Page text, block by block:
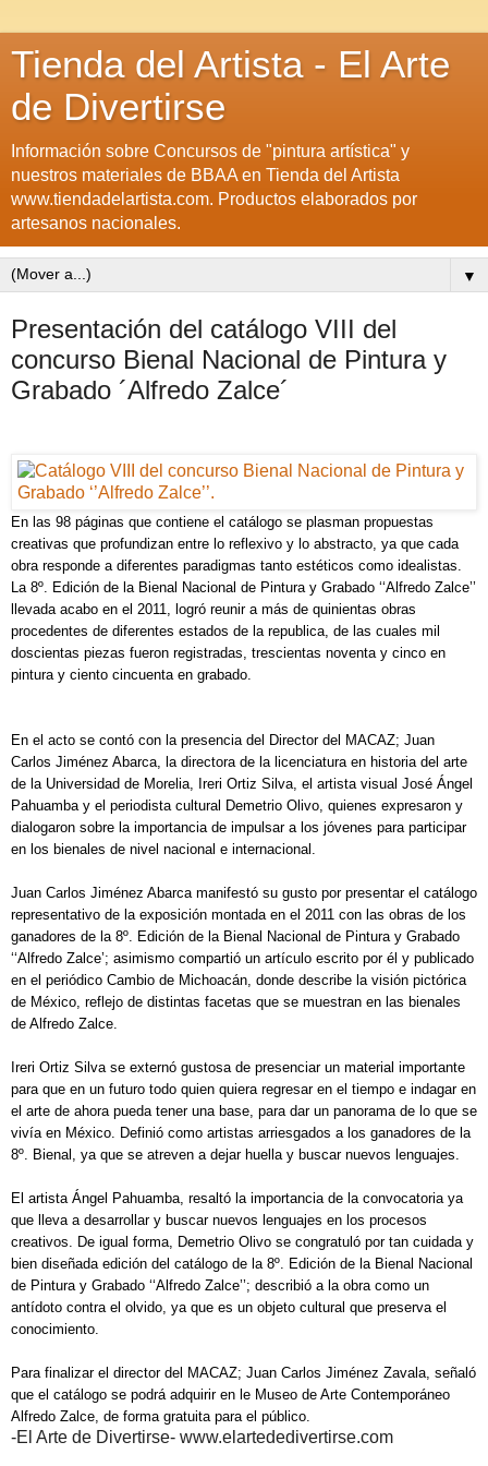
Tienda del Artista - El Arte
de Divertirse
Información sobre Concursos de "pintura artística" y
nuestros materiales de BBAA en Tienda del Artista
www.tiendadelartista.com. Productos elaborados por
artesanos nacionales.
▼
Presentación del catálogo VIII del
concurso Bienal Nacional de Pintura y
Grabado ´Alfredo Zalce´
En las 98 páginas que contiene el catálogo se plasman propuestas
creativas que profundizan entre lo reflexivo y lo abstracto, ya que cada
obra responde a diferentes paradigmas tanto estéticos como idealistas.
La 8º. Edición de la Bienal Nacional de Pintura y Grabado ‘‘Alfredo Zalce’’
llevada acabo en el 2011, logró reunir a más de quinientas obras
procedentes de diferentes estados de la republica, de las cuales mil
doscientas piezas fueron registradas, trescientas noventa y cinco en
pintura y ciento cincuenta en grabado.
En el acto se contó con la presencia del Director del MACAZ; Juan
Carlos Jiménez Abarca, la directora de la licenciatura en historia del arte
de la Universidad de Morelia, Ireri Ortiz Silva, el artista visual José Ángel
Pahuamba y el periodista cultural Demetrio Olivo, quienes expresaron y
dialogaron sobre la importancia de impulsar a los jóvenes para participar
en los bienales de nivel nacional e internacional.
Juan Carlos Jiménez Abarca manifestó su gusto por presentar el catálogo
representativo de la exposición montada en el 2011 con las obras de los
ganadores de la 8º. Edición de la Bienal Nacional de Pintura y Grabado
‘‘Alfredo Zalce’; asimismo compartió un artículo escrito por él y publicado
en el periódico Cambio de Michoacán, donde describe la visión pictórica
de México, reflejo de distintas facetas que se muestran en las bienales
de Alfredo Zalce.
Ireri Ortiz Silva se externó gustosa de presenciar un material importante
para que en un futuro todo quien quiera regresar en el tiempo e indagar en
el arte de ahora pueda tener una base, para dar un panorama de lo que se
vivía en México. Definió como artistas arriesgados a los ganadores de la
8º. Bienal, ya que se atreven a dejar huella y buscar nuevos lenguajes.
El artista Ángel Pahuamba, resaltó la importancia de la convocatoria ya
que lleva a desarrollar y buscar nuevos lenguajes en los procesos
creativos. De igual forma, Demetrio Olivo se congratuló por tan cuidada y
bien diseñada edición del catálogo de la 8º. Edición de la Bienal Nacional
de Pintura y Grabado ‘‘Alfredo Zalce’’; describió a la obra como un
antídoto contra el olvido, ya que es un objeto cultural que preserva el
conocimiento.
Para finalizar el director del MACAZ; Juan Carlos Jiménez Zavala, señaló
que el catálogo se podrá adquirir en le Museo de Arte Contemporáneo
Alfredo Zalce, de forma gratuita para el público.
-El Arte de Divertirse- www.elartededivertirse.com